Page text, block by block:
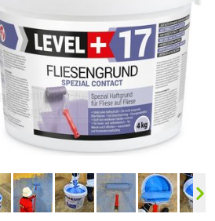
antippen zum
vergrößern